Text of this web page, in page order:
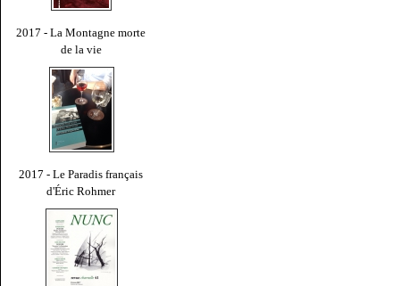
2017 - La Montagne morte
de la vie
2017 - Le Paradis français
d'Éric Rohmer